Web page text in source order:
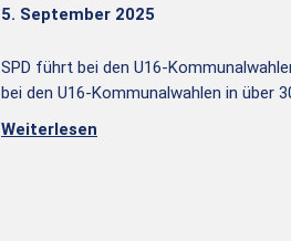
5. September 2025
SPD führt bei den U16-
bei den U16-Kommunalwahlen in über
Weiterlesen